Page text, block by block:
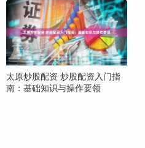
太原炒股配资 炒股配资入门指
南：基础知识与操作要领